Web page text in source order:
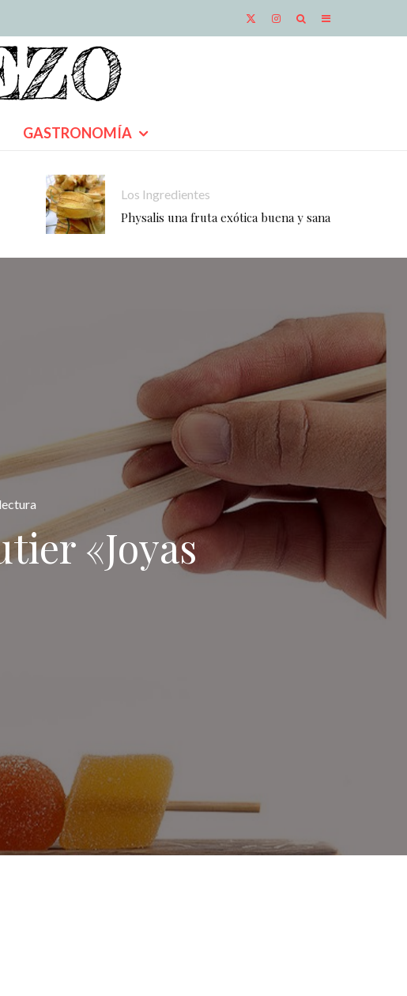
GASTRONOMÍA
Los Ingredientes
Physalis una fruta exótica buena y sana
«Joyas